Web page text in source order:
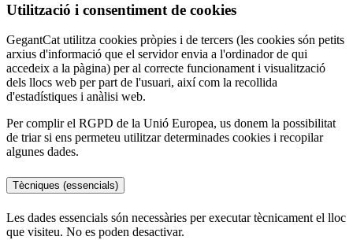
Utilització i consentiment de cookies
GegantCat utilitza cookies pròpies i de tercers (les cookies són petits
arxius d'informació que el servidor envia a l'ordinador de qui
accedeix a la pàgina) per al correcte funcionament i visualització
dels llocs web per part de l'usuari, així com la recollida
d'estadístiques i anàlisi web.
Per complir el RGPD de la Unió Europea, us donem la possibilitat
de triar si ens permeteu utilitzar determinades cookies i recopilar
algunes dades.
Tècniques (essencials)
Les dades essencials són necessàries per executar tècnicament el lloc
que visiteu. No es poden desactivar.